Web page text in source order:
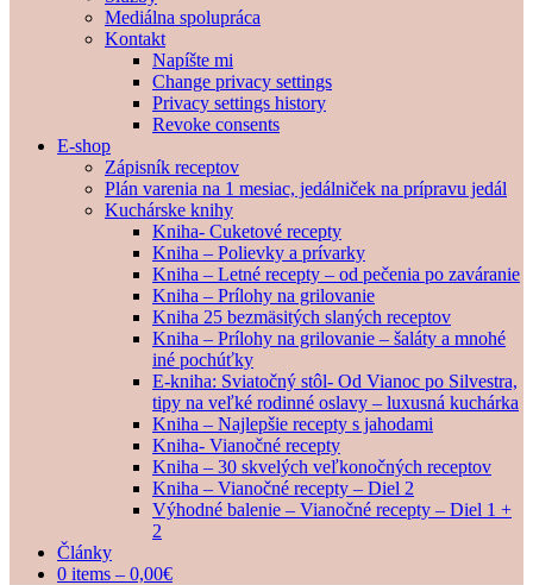
Mediálna spolupráca
Kontakt
Napíšte mi
Change privacy settings
Privacy settings history
Revoke consents
E-shop
Zápisník receptov
Plán varenia na 1 mesiac, jedálniček na prípravu jedál
Kuchárske knihy
Kniha- Cuketové recepty
Kniha – Polievky a prívarky
Kniha – Letné recepty – od pečenia po zaváranie
Kniha – Prílohy na grilovanie
Kniha 25 bezmäsitých slaných receptov
Kniha – Prílohy na grilovanie – šaláty a mnohé
iné pochúťky
E-kniha: Sviatočný stôl- Od Vianoc po Silvestra,
tipy na veľké rodinné oslavy – luxusná kuchárka
Kniha – Najlepšie recepty s jahodami
Kniha- Vianočné recepty
Kniha – 30 skvelých veľkonočných receptov
Kniha – Vianočné recepty – Diel 2
Výhodné balenie – Vianočné recepty – Diel 1 +
2
Články
0 items – 0,00€